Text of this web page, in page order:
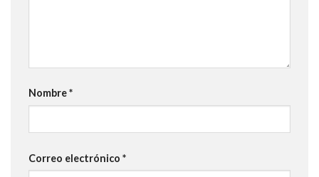
Nombre*
Correo electrónico *